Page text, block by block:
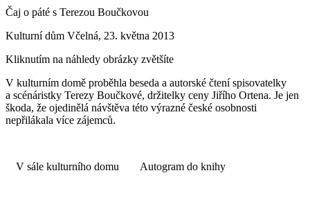
Čaj o páté s Terezou Boučkovou
Kulturní dům Včelná, 23. května 2013
Kliknutím na náhledy obrázky zvětšíte
V kulturním domě proběhla beseda a autorské čtení spisovatelky
a scénáristky Terezy Boučkové, držitelky ceny Jiřího Ortena. Je jen
škoda, že ojedinělá návštěva této výrazné české osobnosti
nepřilákala více zájemců.
V sále kulturního domu Autogram do knihy